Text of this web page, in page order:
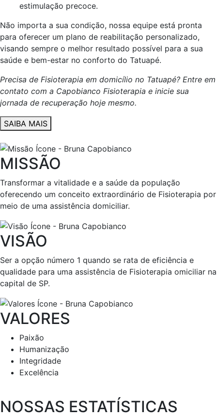
estimulação precoce.
Não importa a sua condição, nossa equipe está pronta
para oferecer um plano de reabilitação personalizado,
visando sempre o melhor resultado possível para a sua
saúde e bem-estar no conforto do Tatuapé.
Precisa de Fisioterapia em domicílio no Tatuapé? Entre em
contato com a Capobianco Fisioterapia e inicie sua
jornada de recuperação hoje mesmo.
SAIBA MAIS
MISSÃO
Transformar a vitalidade e a saúde da população
oferecendo um conceito extraordinário de Fisioterapia por
meio de uma assistência domiciliar.
VISÃO
Ser a opção número 1 quando se rata de eficiência e
qualidade para uma assistência de Fisioterapia omiciliar na
capital de SP.
VALORES
Paixão
Humanização
Integridade
Excelência
NOSSAS ESTATÍSTICAS​